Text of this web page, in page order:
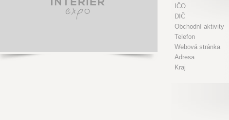
IČO
DIČ
Obchodní aktivity
Telefon
Webová stránka
Adresa
Kraj